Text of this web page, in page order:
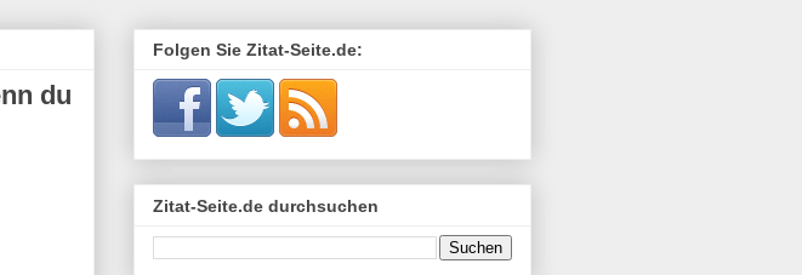
du
Folgen Sie Zitat-Seite.de:
Zitat-Seite.de durchsuchen